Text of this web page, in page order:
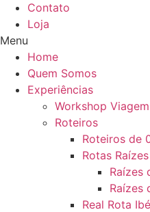
Contato
Loja
Menu
Home
Quem Somos
Experiências
Workshop
Roteiros
Roteiros de
Rotas
Raízes
Raízes
Real Rota